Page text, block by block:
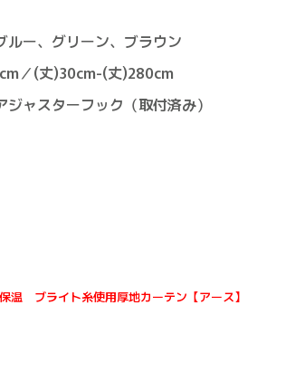
ー、グリーン、ブラウン
／(丈)30cm-(丈)280cm
ャスターフック（取付済み）
温 ブライト糸使用厚地カーテン【アース】